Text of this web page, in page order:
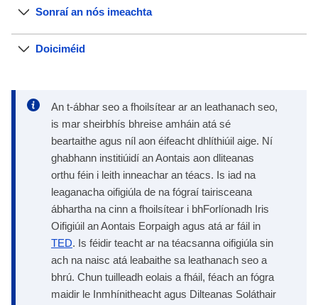
Sonraí an nós imeachta
Doiciméid
An t-ábhar seo a fhoilsítear ar an leathanach seo,
is mar sheirbhís bhreise amháin atá sé
beartaithe agus níl aon éifeacht dhlíthiúil aige. Ní
ghabhann institiúidí an Aontais aon dliteanas
orthu féin i leith inneachar an téacs. Is iad na
leaganacha oifigiúla de na fógraí tairisceana
ábhartha na cinn a fhoilsítear i bhForlíonadh Iris
Oifigiúil an Aontais Eorpaigh agus atá ar fáil in
TED. Is féidir teacht ar na téacsanna oifigiúla sin
ach na naisc atá leabaithe sa leathanach seo a
bhrú. Chun tuilleadh eolais a fháil, féach an fógra
maidir le Inmhínitheacht agus Dilteanas Soláthair